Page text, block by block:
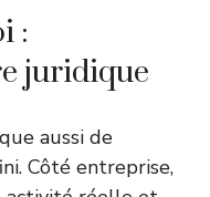
:
juridique
aussi de
Côté entreprise,